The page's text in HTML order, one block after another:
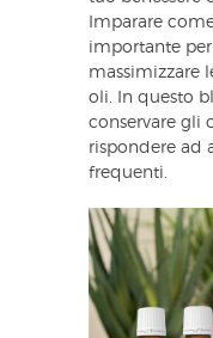
Imparare
importante
massimizzare
oli. In questo
conservare gli
rispondere ad
frequenti.